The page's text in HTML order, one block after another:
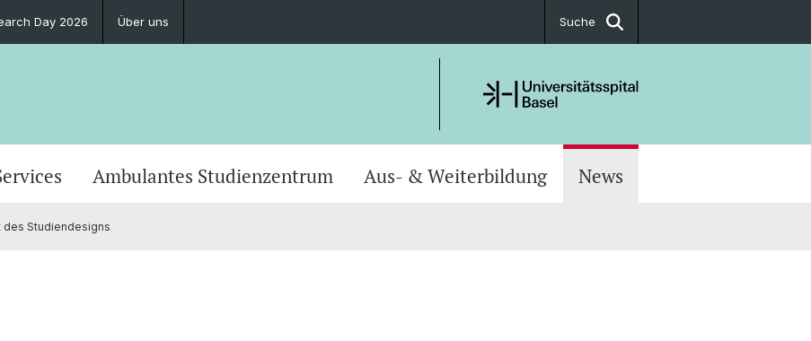
Day 2026 Über uns Suche
Ambulantes Studienzentrum Aus- & Weiterbildung News
des Studiendesigns